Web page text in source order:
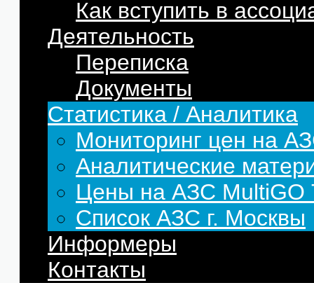
Как вступить в
Деятельность
Переписка
Документы
Статистика / Аналитика
Мониторинг цен на
Аналитические
Цены на АЗС
Список АЗС г. Москвы
Информеры
Контакты